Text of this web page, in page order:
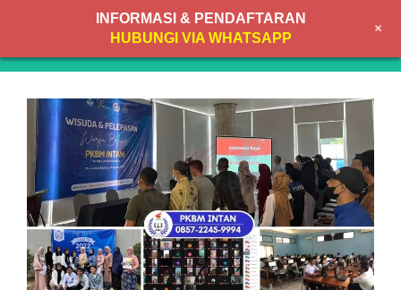
content
INFORMASI & PENDAFTARAN
HUBUNGI VIA WHATSAPP
+